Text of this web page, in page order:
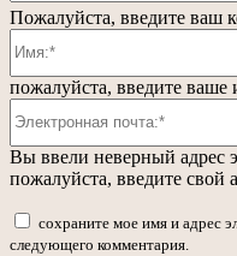
Пожалуйста, введите ваш
пожалуйста, введите ваше
Вы ввели неверный адрес
пожалуйста, введите свой
сохраните мое имя и адрес
следующего комментария.